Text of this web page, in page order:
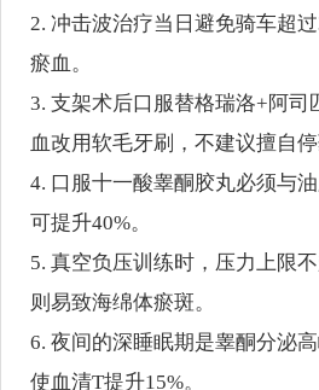
2. 冲击波治疗当日避免骑车超
瘀血。
3. 支架术后口服替格瑞洛+阿司
血改用软毛牙刷，不建议擅自停
4. 口服十一酸睾酮胶丸必须与
可提升40%。
5. 真空负压训练时，压力上限
则易致海绵体瘀斑。
6. 夜间的深睡眠期是睾酮分泌
使血清T提升15%。